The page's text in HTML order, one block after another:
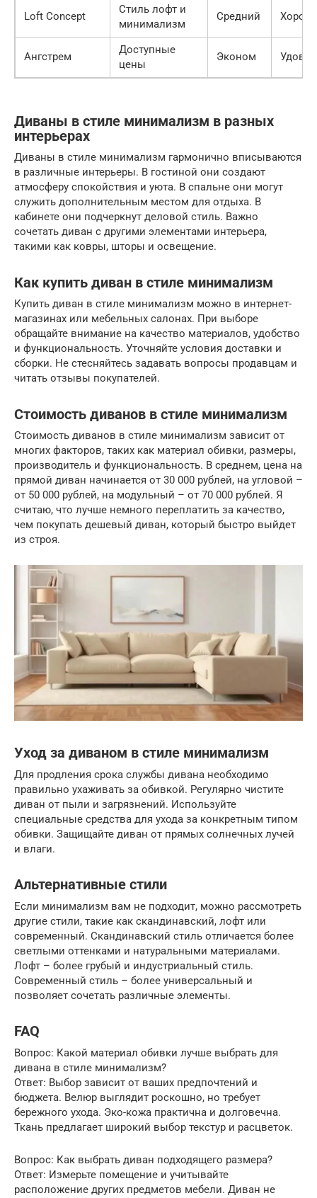
Loft Concept
Стиль лофт и
минимализм
Средний
Ангстрем
Доступные
цены
Эконом
Диваны в стиле минимализм в разных
интерьерах
Диваны в стиле минимализм гармонично вписываются
в различные интерьеры. В гостиной они создают
атмосферу спокойствия и уюта. В спальне они могут
служить дополнительным местом для отдыха. В
кабинете они подчеркнут деловой стиль. Важно
сочетать диван с другими элементами интерьера,
такими как ковры, шторы и освещение.
Как купить диван в стиле минимализм
Купить диван в стиле минимализм можно в интернет-
магазинах или мебельных салонах. При выборе
обращайте внимание на качество материалов, удобство
и функциональность. Уточняйте условия доставки и
сборки. Не стесняйтесь задавать вопросы продавцам и
читать отзывы покупателей.
Стоимость диванов в стиле минимализм
Стоимость диванов в стиле минимализм зависит от
многих факторов, таких как материал обивки, размеры,
производитель и функциональность. В среднем, цена на
прямой диван начинается от 30 000 рублей, на угловой –
от 50 000 рублей, на модульный – от 70 000 рублей. Я
считаю, что лучше немного переплатить за качество,
чем покупать дешевый диван, который быстро выйдет
из строя.
Уход за диваном в стиле минимализм
Для продления срока службы дивана необходимо
правильно ухаживать за обивкой. Регулярно чистите
диван от пыли и загрязнений. Используйте
специальные средства для ухода за конкретным типом
обивки. Защищайте диван от прямых солнечных лучей
и влаги.
Альтернативные стили
Если минимализм вам не подходит, можно рассмотреть
другие стили, такие как скандинавский, лофт или
современный. Скандинавский стиль отличается более
светлыми оттенками и натуральными материалами.
Лофт – более грубый и индустриальный стиль.
Современный стиль – более универсальный и
позволяет сочетать различные элементы.
FAQ
Вопрос: Какой материал обивки лучше выбрать для
дивана в стиле минимализм?
Ответ: Выбор зависит от ваших предпочтений и
бюджета. Велюр выглядит роскошно, но требует
бережного ухода. Эко-кожа практична и долговечна.
Ткань предлагает широкий выбор текстур и расцветок.
Вопрос: Как выбрать диван подходящего размера?
Ответ: Измерьте помещение и учитывайте
расположение других предметов мебели. Диван не